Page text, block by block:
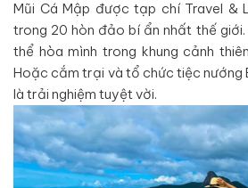
Mũi Cá Mập được tạp chí Travel &
trong 20 hòn đảo bí ẩn nhất thế
thể hòa mình trong khung cảnh
Hoặc cắm trại và tổ chức tiệc nướng
là trải nghiệm tuyệt vời.